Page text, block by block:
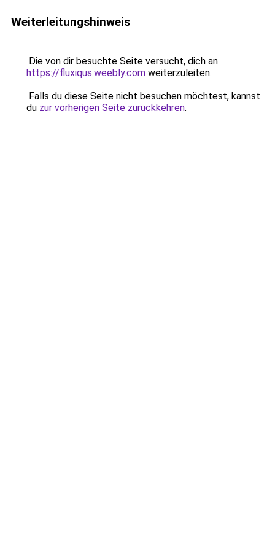
Weiterleitungshinweis
Die von dir besuchte Seite versucht, dich an
https://fluxiqus.weebly.com weiterzuleiten.
Falls du diese Seite nicht besuchen möchtest, kannst
du zur vorherigen Seite zurückkehren.